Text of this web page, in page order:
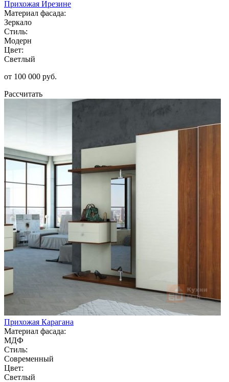
Прихожая Ирезине
Материал фасада:
Зеркало
Стиль:
Модерн
Цвет:
Светлый
от 100 000 руб.
Рассчитать
Прихожая Карагана
Материал фасада:
МДФ
Стиль:
Современный
Цвет:
Светлый